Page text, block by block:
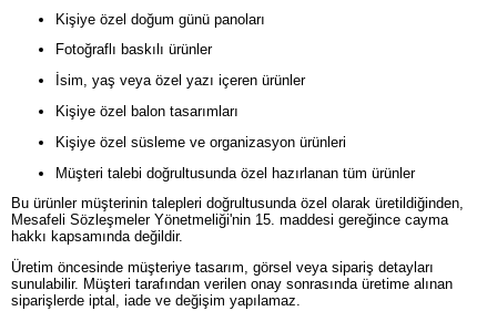
Kişiye özel doğum günü panoları
Fotoğraflı baskılı ürünler
İsim, yaş veya özel yazı içeren ürünler
Kişiye özel balon tasarımları
Kişiye özel süsleme ve organizasyon ürünleri
Müşteri talebi doğrultusunda özel hazırlanan tüm ürünler
Bu ürünler müşterinin talepleri doğrultusunda özel olarak üretildiğinden,
Mesafeli Sözleşmeler Yönetmeliği'nin 15. maddesi gereğince cayma
hakkı kapsamında değildir.
Üretim öncesinde müşteriye tasarım, görsel veya sipariş detayları
sunulabilir. Müşteri tarafından verilen onay sonrasında üretime alınan
siparişlerde iptal, iade ve değişim yapılamaz.